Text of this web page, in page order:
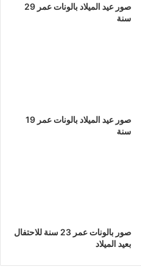
صور عيد الميلاد بالونات عمر 29
سنة
صور عيد الميلاد بالونات عمر 19
سنة
صور بالونات عمر 23 سنة للاحتفال
بعيد الميلاد